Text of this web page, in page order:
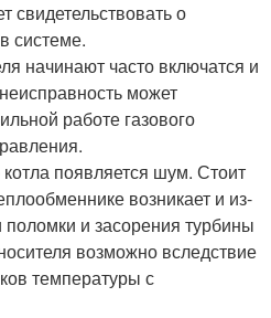
свидетельствовать о
системе.
начинают часто включатся и
может
работе газового
котла появляется шум. Стоит
возникает и из-
и засорения турбины
возможно вследствие
температуры с